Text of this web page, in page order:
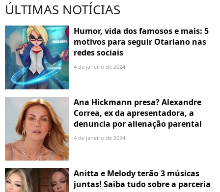
ÚLTIMAS NOTÍCIAS
Humor, vida dos famosos e mais: 5
motivos para seguir Otariano nas
redes sociais
4 de janeiro de 2024
Ana Hickmann presa? Alexandre
Correa, ex da apresentadora, a
denuncia por alienação parental
4 de janeiro de 2024
Anitta e Melody terão 3 músicas
juntas! Saiba tudo sobre a parceria